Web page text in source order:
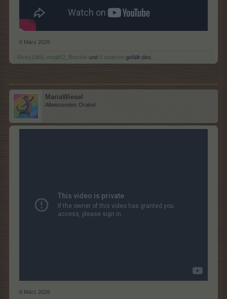
6 März 2026
Ricky1966 mogli52 Breckie und 6 anderen gefällt dies.
MariaWiesel
Allwissendes Orakel
6 März 2026